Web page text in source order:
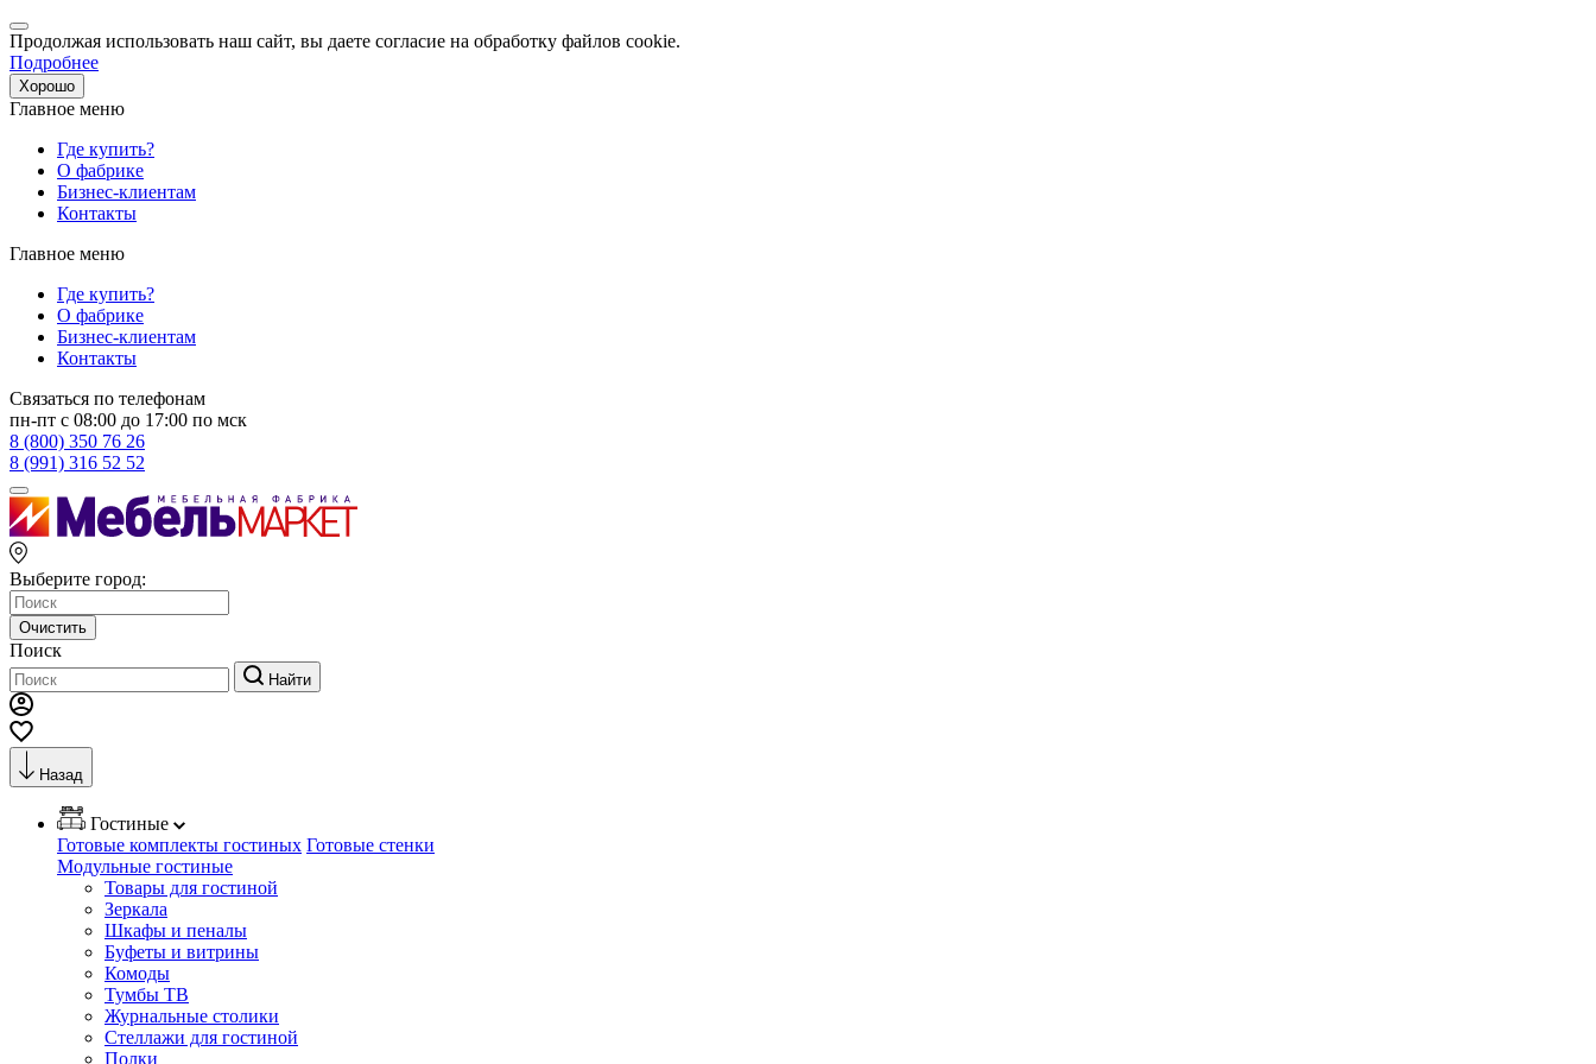
Продолжая использовать наш сайт, вы даете согласие на обработку файлов cookie.
Подробнее
Хорошо
Главное меню
Где купить?
О фабрике
Бизнес-клиентам
Контакты
Главное меню
Где купить?
О фабрике
Бизнес-клиентам
Контакты
Связаться по телефонам
пн-пт с 08:00 до 17:00 по мск
8 (800) 350 76 26
8 (991) 316 52 52
Выберите город:
Очистить
Поиск
Найти
Назад
Гостиные
Готовые комплекты гостиных Готовые стенки
Модульные гостиные
Товары для гостиной
Зеркала
Шкафы и пеналы
Буфеты и витрины
Комоды
Тумбы ТВ
Журнальные столики
Стеллажи для гостиной
Полки